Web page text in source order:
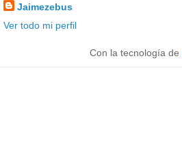
Jaimezebus
Ver todo mi perfil
Con la tecnología de